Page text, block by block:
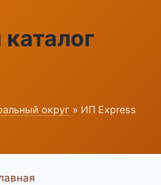
округ » ИП Express